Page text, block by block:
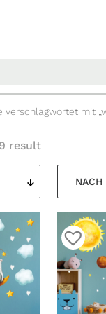
verschlagwortet mit
result